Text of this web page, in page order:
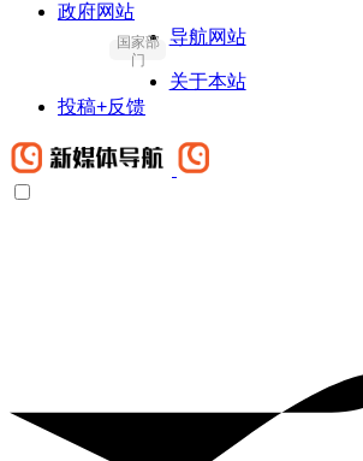
政府网站
国家部
门
导航网站
关于本站
投稿+反馈